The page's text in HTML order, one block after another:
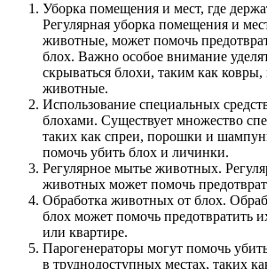
Уборка помещения и мест, где
Регулярная уборка помещения и
животные, может помочь
блох. Важно особое внимание
скрываться блохи, таким как ковры,
животные.
Использование специальных
блохами. Существует множество
таких как спреи, порошки и
помочь убить блох и личинки.
Регулярное мытье животных.
животных может помочь
Обработка животных от блох.
блох может помочь предотвратить
или квартире.
Парогенераторы могут помочь
в труднодоступных местах, таких